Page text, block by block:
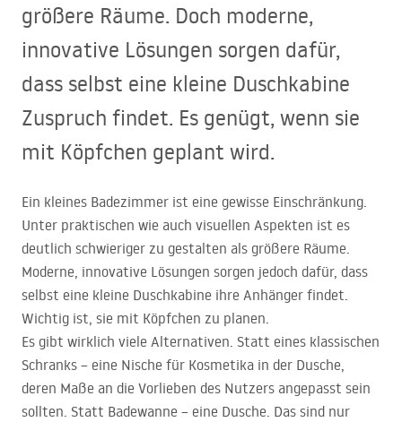
größere Räume. Doch moderne,
innovative Lösungen sorgen dafür,
dass selbst eine kleine Duschkabine
Zuspruch findet. Es genügt, wenn sie
mit Köpfchen geplant wird.
Ein kleines Badezimmer ist eine gewisse Einschränkung.
Unter praktischen wie auch visuellen Aspekten ist es
deutlich schwieriger zu gestalten als größere Räume.
Moderne, innovative Lösungen sorgen jedoch dafür, dass
selbst eine kleine Duschkabine ihre Anhänger findet.
Wichtig ist, sie mit Köpfchen zu planen.
Es gibt wirklich viele Alternativen. Statt eines klassischen
Schranks – eine Nische für Kosmetika in der Dusche,
deren Maße an die Vorlieben des Nutzers angepasst sein
sollten. Statt Badewanne – eine Dusche. Das sind nur